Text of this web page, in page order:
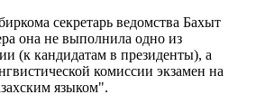
секретарь ведомства Бахыт
она не выполнила одно из
(к кандидатам в президенты), а
комиссии экзамен на
языком".